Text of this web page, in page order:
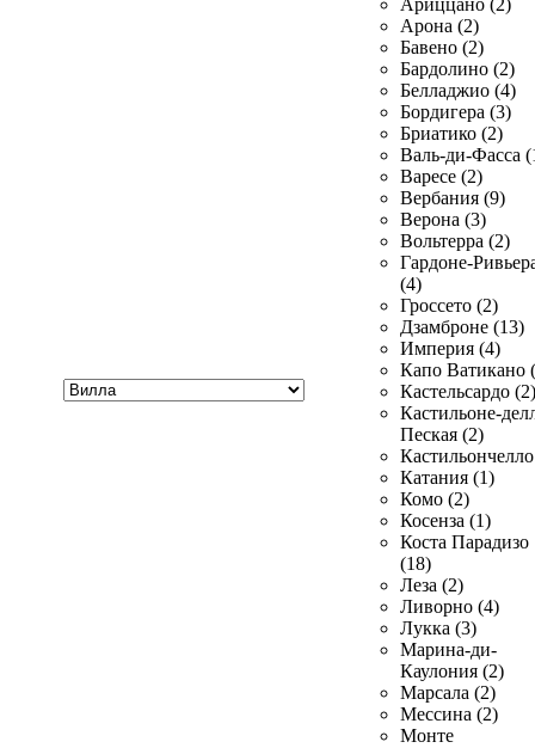
Ариццано (2)
Арона (2)
Бавено (2)
Бардолино (2)
Белладжио (4)
Бордигера (3)
Бриатико (2)
Валь-ди-Фасса
Варесе (2)
Вербания (9)
Верона (3)
Вольтерра (2)
Гардоне-
(4)
Гроссето (2)
Дзамброне (13)
Империя (4)
Капо Ватикано
Кастельсардо (2)
Кастильоне-
Пеская (2)
Катания (1)
Комо (2)
Косенза (1)
Коста Парадизо
(18)
Леза (2)
Ливорно (4)
Лукка (3)
Марина-ди-
Каулония (2)
Марсала (2)
Мессина (2)
Монте